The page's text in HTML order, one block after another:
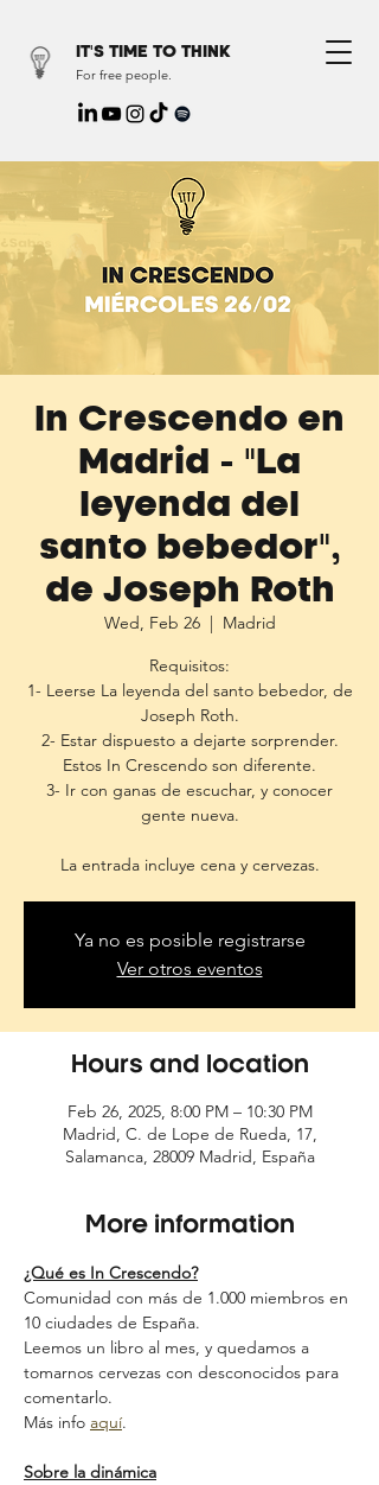
IT'S TIME TO THINK
For free people.
In Crescendo en
Madrid - "La
leyenda del
santo bebedor",
de Joseph Roth
Wed, Feb 26
  |
Madrid
Requisitos:
1- Leerse La leyenda del santo bebedor, de
Joseph Roth.
2- Estar dispuesto a dejarte sorprender.
Estos In Crescendo son diferente.
3- Ir con ganas de escuchar, y conocer
gente nueva.
Ya no es posible registrarse
Ver otros eventos
Hours and location
Feb 26, 2025, 8:00 PM – 10:30 PM
Madrid, C. de Lope de Rueda, 17,
Salamanca, 28009 Madrid, España
More information
¿Qué es In Crescendo?
Comunidad con más de 1.000 miembros en
10 ciudades de España.
Leemos un libro al mes, y quedamos a
tomarnos cervezas con desconocidos para
comentarlo.
Más info aquí.
Sobre la dinámica